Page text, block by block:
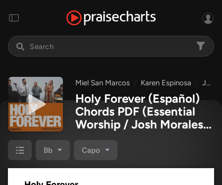
Miel San Marcos Karen Espinosa Josh Morales
Holy Forever (Español)
Chords PDF (Essential
Worship / Josh Morales /
Karen Espinosa / Miel
San Marcos)
Bb Capo